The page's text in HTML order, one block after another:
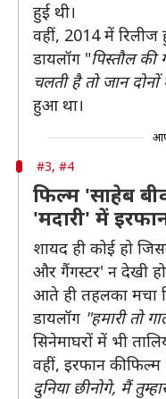
हुई थी।
वहीं, 2014 में
डायलॉग "पिस्तौल की
चलती है तो जान
हुआ था।
#3, #4
फिल्म 'साहेब
'मदारी' में
शायद ही कोई हो
और गैंगस्टर' न देखी
आते ही तहलका मचा
डायलॉग "हमारी तो
सिनेमाघरों में भी
वहीं, इरफान की
दुनिया छीनोगे, मैं